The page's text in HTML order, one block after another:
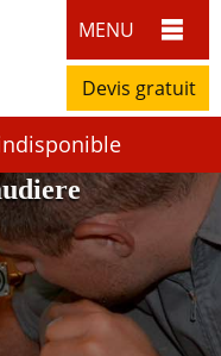
MENU
Devis gratuit